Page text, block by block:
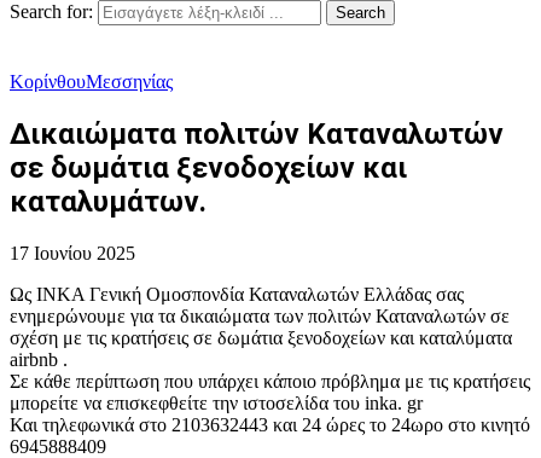
Search for: Search
ΚορίνθουΜεσσηνίας
Δικαιώματα πολιτών Καταναλωτών
σε δωμάτια ξενοδοχείων και
καταλυμάτων.
17 Ιουνίου 2025
Ως ΙΝΚΑ Γενική Ομοσπονδία Καταναλωτών Ελλάδας σας
ενημερώνουμε για τα δικαιώματα των πολιτών Καταναλωτών σε
σχέση με τις κρατήσεις σε δωμάτια ξενοδοχείων και καταλύματα
airbnb .
Σε κάθε περίπτωση που υπάρχει κάποιο πρόβλημα με τις κρατήσεις
μπορείτε να επισκεφθείτε την ιστοσελίδα του inka. gr
Και τηλεφωνικά στο 2103632443 και 24 ώρες το 24ωρο στο κινητό
6945888409